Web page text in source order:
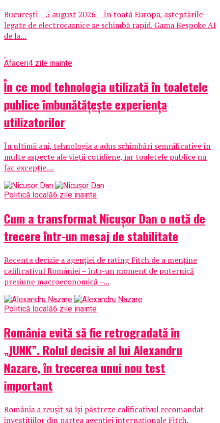
București – 5 august 2026 – În toată Europa, așteptările
legate de electrocasnice se schimbă rapid. Gama Bespoke AI
de la...
Afaceri4 zile inainte
În ce mod tehnologia utilizată în toaletele
publice îmbunătățește experiența
utilizatorilor
În ultimii ani, tehnologia a adus schimbări semnificative în
multe aspecte ale vieții cotidiene, iar toaletele publice nu
fac excepție....
Politică locală6 zile inainte
Cum a transformat Nicușor Dan o notă de
trecere într-un mesaj de stabilitate
Recenta decizie a agenției de rating Fitch de a menține
calificativul României – într-un moment de puternică
presiune macroeconomică –...
Politică locală6 zile inainte
România evită să fie retrogradată în
„JUNK”. Rolul decisiv al lui Alexandru
Nazare, în trecerea unui nou test
important
România a reușit să își păstreze calificativul recomandat
investițiilor din partea agenției internaționale Fitch,